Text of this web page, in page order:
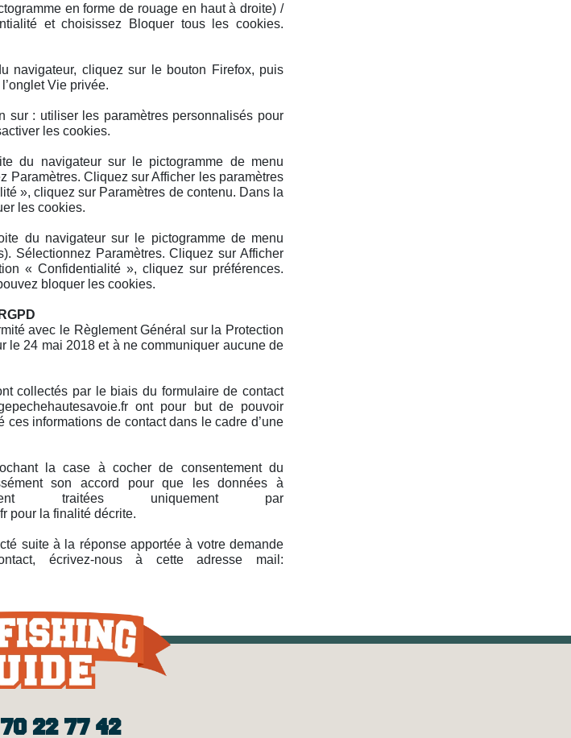
en forme de rouage en haut à droite) /
et choisissez Bloquer tous les cookies.
navigateur, cliquez sur le bouton Firefox, puis
Vie privée.
sur : utiliser les paramètres personnalisés pour
les cookies.
du navigateur sur le pictogramme de menu
Paramètres. Cliquez sur Afficher les paramètres
», cliquez sur Paramètres de contenu. Dans la
les cookies.
du navigateur sur le pictogramme de menu
Sélectionnez Paramètres. Cliquez sur Afficher
« Confidentialité », cliquez sur préférences.
bloquer les cookies.
avec le Règlement Général sur la Protection
le 24 mai 2018 et à ne communiquer aucune de
collectés par le biais du formulaire de contact
ont pour but de pouvoir
informations de contact dans le cadre d’une
la case à cocher de consentement du
son accord pour que les données à
traitées uniquement par
pour la finalité décrite.
suite à la réponse apportée à votre demande
écrivez-nous à cette adresse mail:
22 77 42